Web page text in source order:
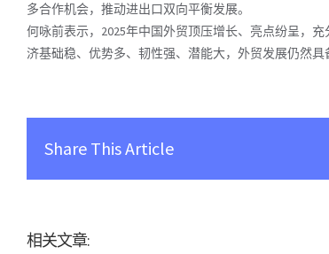
多合作机会，推动进出口双向平衡发展。
何咏前表示，2025年中国外贸顶压增长、亮点纷呈，
济基础稳、优势多、韧性强、潜能大，外贸发展仍然
Share This Article
相关文章: